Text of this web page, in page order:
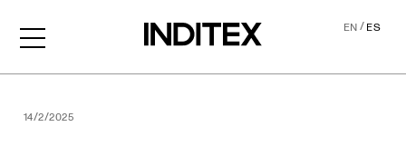
EN/ES
14/2/2025